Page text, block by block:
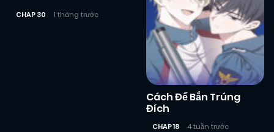
CHAP 30 1 tháng trước
Cách Để Bắn Trúng
Đích
CHAP 18 4 tuần trước